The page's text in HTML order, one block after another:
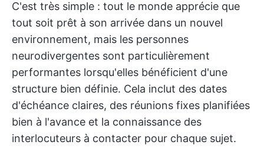
C'est très simple : tout le monde apprécie que
tout soit prêt à son arrivée dans un nouvel
environnement, mais les personnes
neurodivergentes sont particulièrement
performantes lorsqu'elles bénéficient d'une
structure bien définie. Cela inclut des dates
d'échéance claires, des réunions fixes planifiées
bien à l'avance et la connaissance des
interlocuteurs à contacter pour chaque sujet.